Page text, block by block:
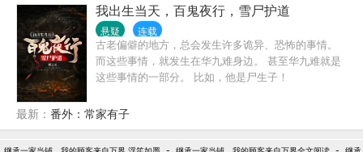
我出生当天，百鬼夜行，雪尸护道
悬疑 连载
古老偏僻的地方，总会发生许多诡异、恐怖的事情。
而这些事情，就发生在华九难身边。 甚至华九难就是
这些事情的一部分。 比如，他是尸生子！
最新： 番外：常家有子
- -